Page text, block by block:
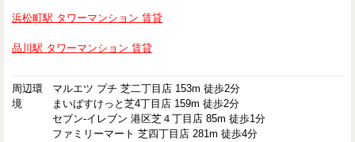
浜松町駅 タワーマンション 賃貸
品川駅 タワーマンション 賃貸
周辺環
境
マルエツ プチ 芝二丁目店 153m 徒歩2分
まいばすけっと芝4丁目店 159m 徒歩2分
セブン-イレブン 港区芝４丁目店 85m 徒歩1分
ファミリーマート 芝四丁目店 281m 徒歩4分